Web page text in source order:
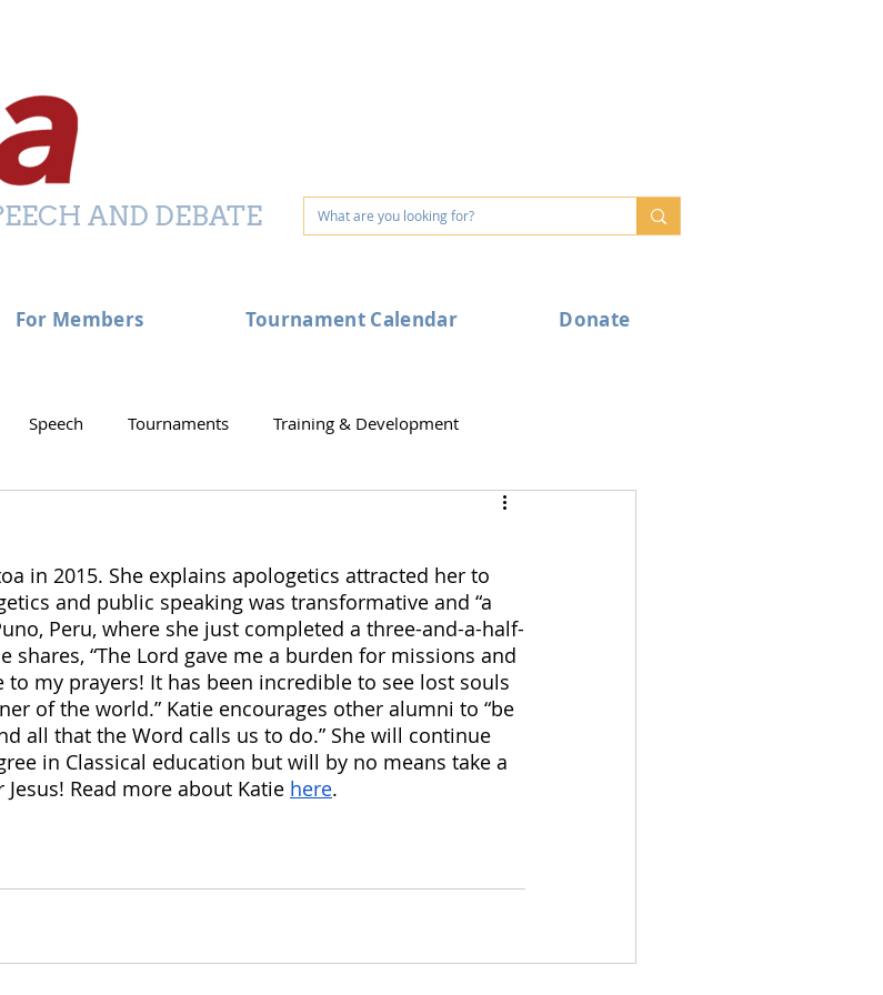
AND DEBATE
For Members Tournament Calendar Donate
Speech Tournaments Training & Development
Stoa Innovates
in 2015. She explains apologetics attracted her to
and public speaking was transformative and “a
Peru, where she just completed a three-and-a-half-
shares, “The Lord gave me a burden for missions and
my prayers! It has been incredible to see lost souls
of the world.” Katie encourages other alumni to “be
all that the Word calls us to do.” She will continue
in Classical education but will by no means take a
Read more about Katie here.